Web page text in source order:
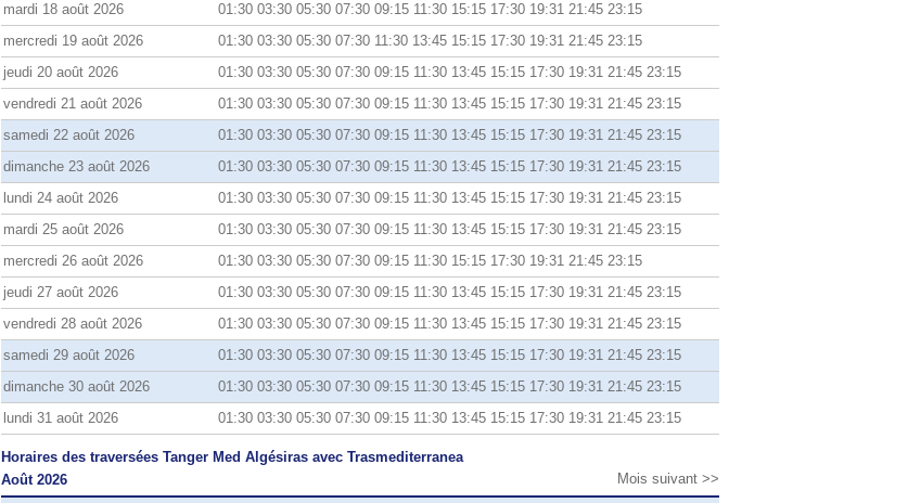
mardi 18 août 2026
01:30 03:30 05:30 07:30 09:15 11:30 15:15 17:30 19:31 21:45 23:15
mercredi 19 août 2026
01:30 03:30 05:30 07:30 11:30 13:45 15:15 17:30 19:31 21:45 23:15
jeudi 20 août 2026
01:30 03:30 05:30 07:30 09:15 11:30 13:45 15:15 17:30 19:31 21:45 23:15
vendredi 21 août 2026
01:30 03:30 05:30 07:30 09:15 11:30 13:45 15:15 17:30 19:31 21:45 23:15
samedi 22 août 2026
01:30 03:30 05:30 07:30 09:15 11:30 13:45 15:15 17:30 19:31 21:45 23:15
dimanche 23 août 2026
01:30 03:30 05:30 07:30 09:15 11:30 13:45 15:15 17:30 19:31 21:45 23:15
lundi 24 août 2026
01:30 03:30 05:30 07:30 09:15 11:30 13:45 15:15 17:30 19:31 21:45 23:15
mardi 25 août 2026
01:30 03:30 05:30 07:30 09:15 11:30 13:45 15:15 17:30 19:31 21:45 23:15
mercredi 26 août 2026
01:30 03:30 05:30 07:30 09:15 11:30 15:15 17:30 19:31 21:45 23:15
jeudi 27 août 2026
01:30 03:30 05:30 07:30 09:15 11:30 13:45 15:15 17:30 19:31 21:45 23:15
vendredi 28 août 2026
01:30 03:30 05:30 07:30 09:15 11:30 13:45 15:15 17:30 19:31 21:45 23:15
samedi 29 août 2026
01:30 03:30 05:30 07:30 09:15 11:30 13:45 15:15 17:30 19:31 21:45 23:15
dimanche 30 août 2026
01:30 03:30 05:30 07:30 09:15 11:30 13:45 15:15 17:30 19:31 21:45 23:15
lundi 31 août 2026
01:30 03:30 05:30 07:30 09:15 11:30 13:45 15:15 17:30 19:31 21:45 23:15
Horaires des traversées Tanger Med Algésiras avec Trasmediterranea
Août 2026
Mois suivant >>